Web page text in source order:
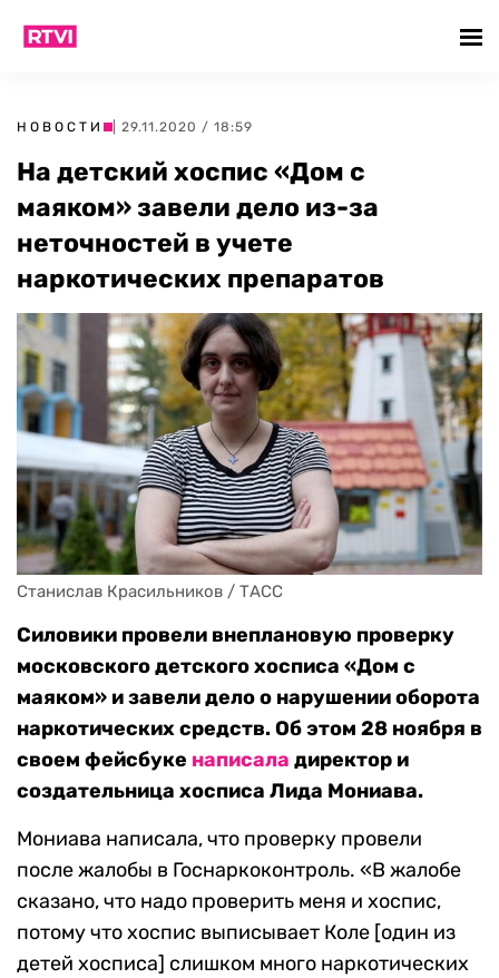
НОВОСТИ | 29.11.2020 / 18:59
На детский хоспис «Дом с
маяком» завели дело из-за
неточностей в учете
наркотических препаратов
Станислав Красильников / ТАСС
Силовики провели внеплановую проверку
московского детского хосписа «Дом с
маяком» и завели дело о нарушении оборота
наркотических средств. Об этом 28 ноября в
своем фейсбуке написала директор и
создательница хосписа Лида Мониава.
Мониава написала, что проверку провели
после жалобы в Госнаркоконтроль. «В жалобе
сказано, что надо проверить меня и хоспис,
потому что хоспис выписывает Коле [один из
детей хосписа] слишком много наркотических